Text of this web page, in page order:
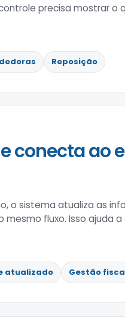
precisa mostrar o
Reposição
conecta ao
o sistema atualiza as
fluxo. Isso ajuda
atualizado Gestão